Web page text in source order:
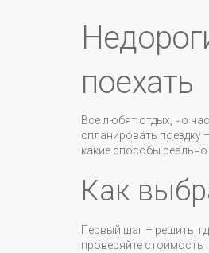
поехать
Все любят отдых, но
спланировать поездку
какие способы
Как
Первый шаг – решить,
проверяйте стоимость